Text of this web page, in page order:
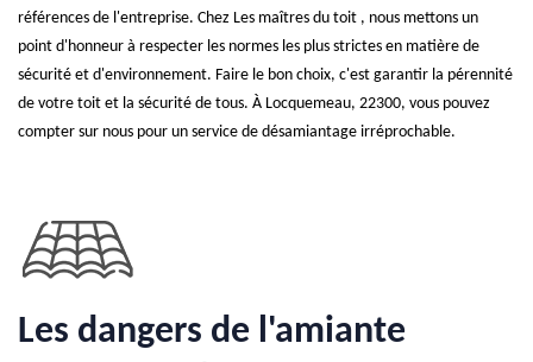
références de l'entreprise. Chez Les maîtres du toit , nous mettons un
point d'honneur à respecter les normes les plus strictes en matière de
sécurité et d'environnement. Faire le bon choix, c'est garantir la pérennité
de votre toit et la sécurité de tous. À Locquemeau, 22300, vous pouvez
compter sur nous pour un service de désamiantage irréprochable.
Les dangers de l'amiante